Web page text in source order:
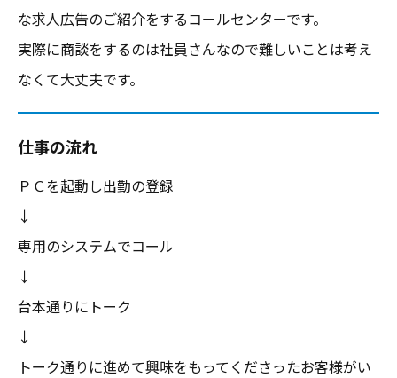
な求人広告のご紹介をするコールセンターです。
実際に商談をするのは社員さんなので難しいことは考え
なくて大丈夫です。
仕事の流れ
ＰＣを起動し出勤の登録
↓
専用のシステムでコール
↓
台本通りにトーク
↓
トーク通りに進めて興味をもってくださったお客様がい